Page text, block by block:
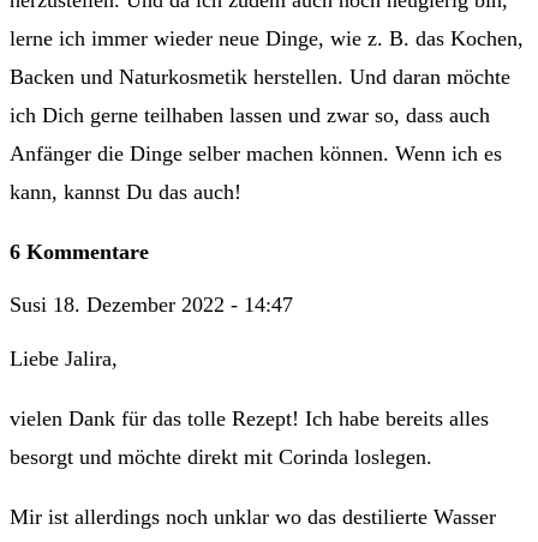
lerne ich immer wieder neue Dinge, wie z. B. das Kochen,
Backen und Naturkosmetik herstellen. Und daran möchte
ich Dich gerne teilhaben lassen und zwar so, dass auch
Anfänger die Dinge selber machen können. Wenn ich es
kann, kannst Du das auch!
6 Kommentare
Susi 18. Dezember 2022 - 14:47
Liebe Jalira,
vielen Dank für das tolle Rezept! Ich habe bereits alles
besorgt und möchte direkt mit Corinda loslegen.
Mir ist allerdings noch unklar wo das destilierte Wasser